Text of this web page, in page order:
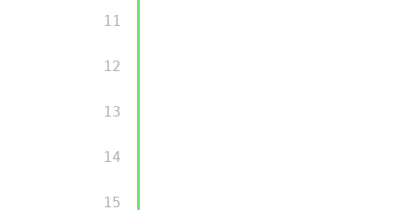
        11
        12
        13
        14
        15